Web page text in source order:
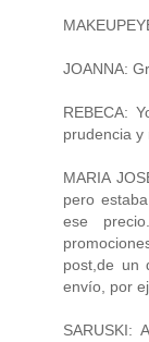
JOANNA:
REBECA:
prudencia y
MARIA
pero
ese
post,de un
envío, por
SARUSKI: